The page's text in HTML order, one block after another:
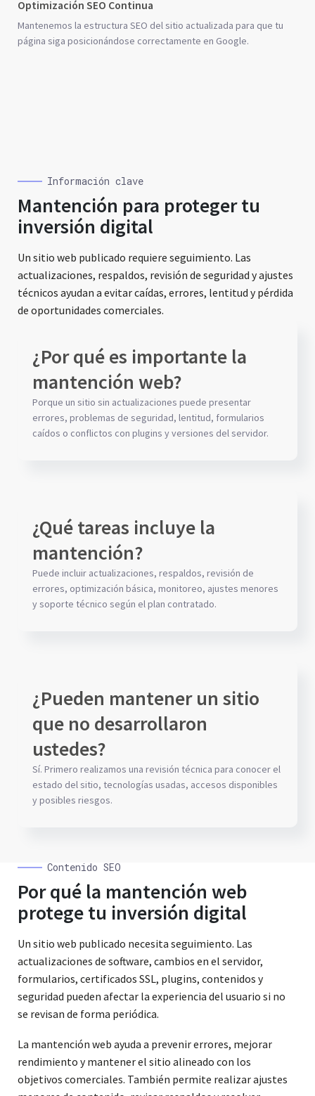
Optimización SEO Continua
Mantenemos la estructura SEO del sitio actualizada para que tu
página siga posicionándose correctamente en Google.
Información clave
Mantención para proteger tu
inversión digital
Un sitio web publicado requiere seguimiento. Las
actualizaciones, respaldos, revisión de seguridad y ajustes
técnicos ayudan a evitar caídas, errores, lentitud y pérdida
de oportunidades comerciales.
¿Por qué es importante la
mantención web?
Porque un sitio sin actualizaciones puede presentar
errores, problemas de seguridad, lentitud, formularios
caídos o conflictos con plugins y versiones del servidor.
¿Qué tareas incluye la
mantención?
Puede incluir actualizaciones, respaldos, revisión de
errores, optimización básica, monitoreo, ajustes menores
y soporte técnico según el plan contratado.
¿Pueden mantener un sitio
que no desarrollaron
ustedes?
Sí. Primero realizamos una revisión técnica para conocer el
estado del sitio, tecnologías usadas, accesos disponibles
y posibles riesgos.
Contenido SEO
Por qué la mantención web
protege tu inversión digital
Un sitio web publicado necesita seguimiento. Las
actualizaciones de software, cambios en el servidor,
formularios, certificados SSL, plugins, contenidos y
seguridad pueden afectar la experiencia del usuario si no
se revisan de forma periódica.
La mantención web ayuda a prevenir errores, mejorar
rendimiento y mantener el sitio alineado con los
objetivos comerciales. También permite realizar ajustes